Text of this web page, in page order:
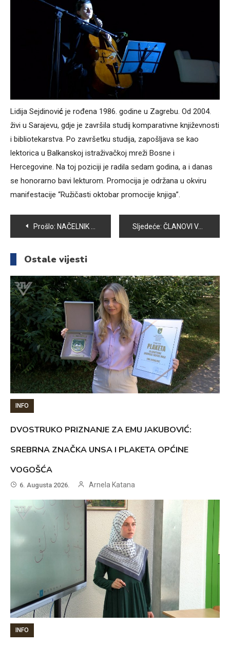
Lidija Sejdinović je rođena 1986. godine u Zagrebu. Od 2004.
živi u Sarajevu, gdje je završila studij komparativne književnosti
i bibliotekarstva. Po završetku studija, zapošljava se kao
lektorica u Balkanskoj istraživačkoj mreži Bosne i
Hercegovine. Na toj poziciji je radila sedam godina, a i danas
se honorarno bavi lekturom. Promocija je održana u okviru
manifestacije “Ružičasti oktobar promocije knjiga”.
Navigacija
članaka
Prošlo: NAČELNIK OPĆINE VOGOŠĆA MIGDAD HASANOVIĆ I MINISTAR PRIVREDE KS ZLATKO MIJATOVIĆ OBIŠLI RADOVE NA PODRUČJU OPĆINE VOGOŠĆA Sljedeće: ČLANOVI VATROGASNOG DRUŠTVA VOGOŠĆA SPASILI PSA
Ostale vijesti
INFO
DVOSTRUKO PRIZNANJE ZA EMU JAKUBOVIĆ:
SREBRNA ZNAČKA UNSA I PLAKETA OPĆINE
VOGOŠĆA
6. Augusta 2026. Arnela Katana
INFO